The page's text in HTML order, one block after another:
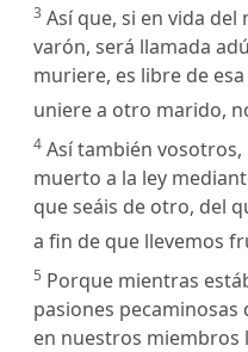
3 Así que, si en vida
varón, será llamada
muriere, es libre de
uniere a otro marido,
4 Así también
muerto a la ley
que seáis de otro, del
a fin de que llevemos
5 Porque mientras
pasiones
en nuestros